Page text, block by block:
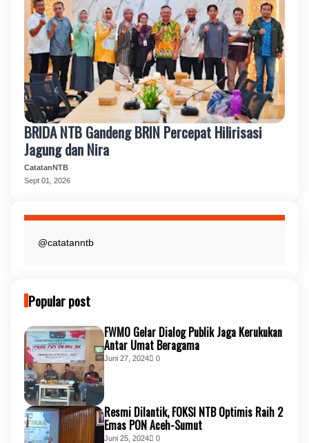
BRIDA NTB Gandeng BRIN Percepat Hilirisasi
Jagung dan Nira
CatatanNTB
Sept 01, 2026
@catatanntb
Popular post
FWMO Gelar Dialog Publik Jaga Kerukukan
Antar Umat Beragama
Juni 27, 2024 0
Resmi Dilantik, FOKSI NTB Optimis Raih 2
Emas PON Aceh-Sumut
Juni 25, 2024 0